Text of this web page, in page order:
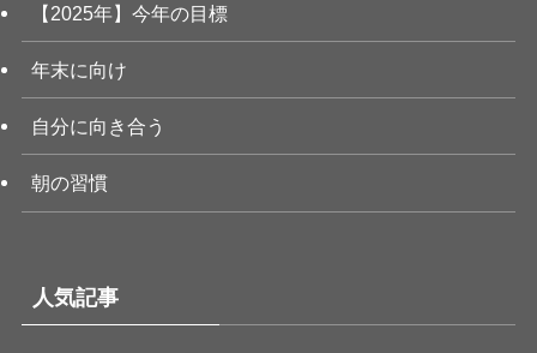
【2025年】今年の目標
年末に向け
自分に向き合う
朝の習慣
人気記事